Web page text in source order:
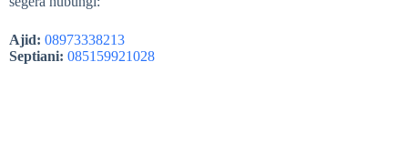
Ajid: 08973338213
Septiani: 085159921028